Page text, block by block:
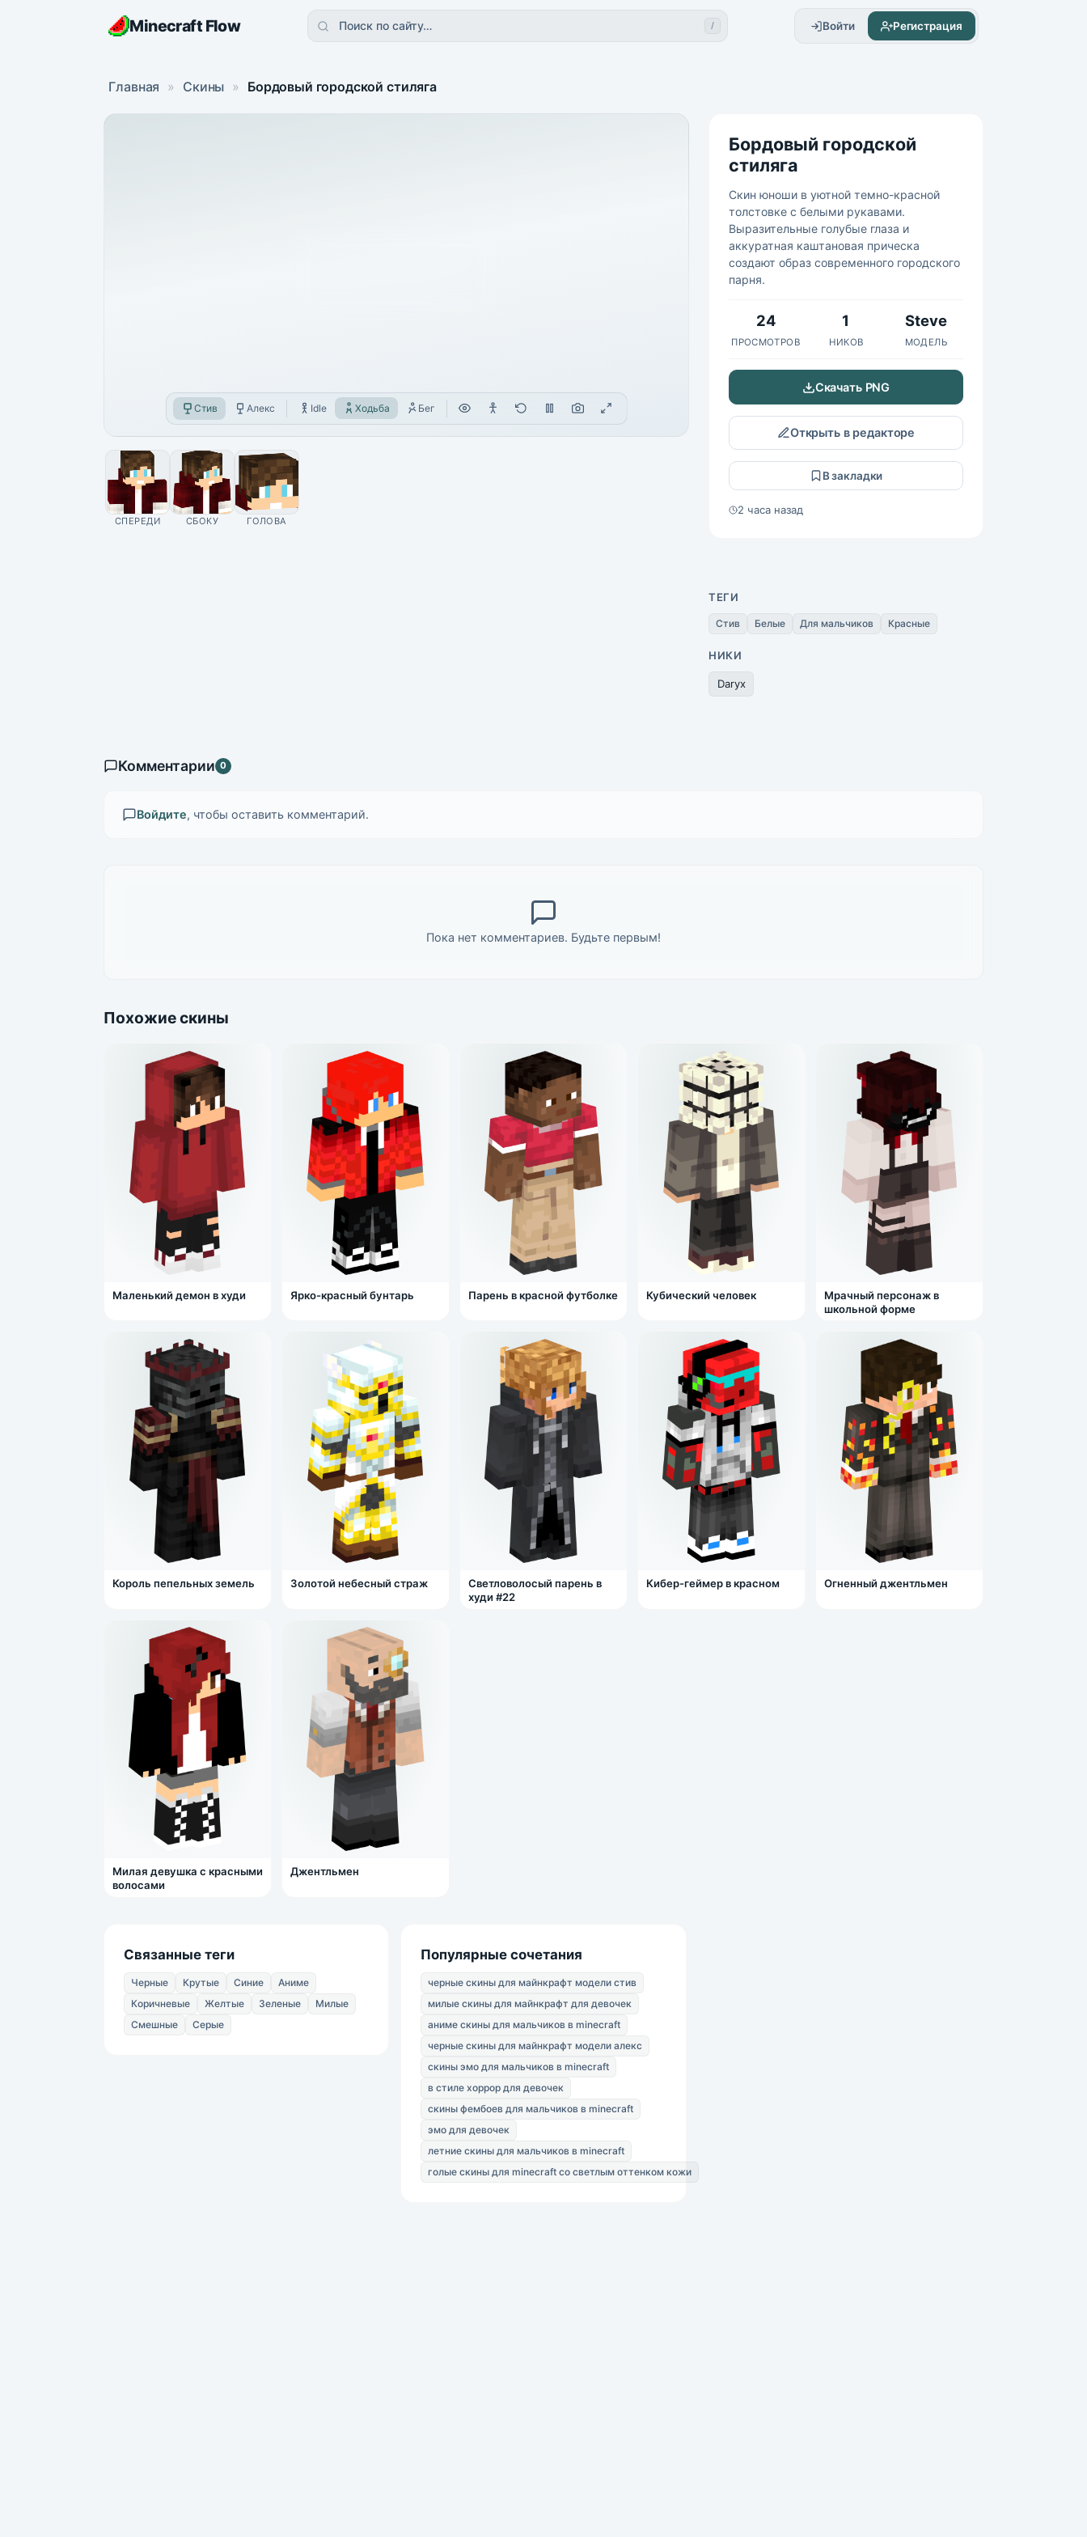
Minecraft Flow Поиск по сайту… / Войти Регистрация
Главная » Скины » Бордовый городской стиляга
Стив Алекс Idle Ходьба Бег
СПЕРЕДИ СБОКУ ГОЛОВА
Бордовый городской
стиляга
Скин юноши в уютной темно-красной
толстовке с белыми рукавами.
Выразительные голубые глаза и
аккуратная каштановая прическа
создают образ современного городского
парня.
24
ПРОСМОТРОВ
1
НИКОВ
Steve
МОДЕЛЬ
Скачать PNG
Открыть в редакторе
В закладки
2 часа назад
ТЕГИ
Стив Белые Для мальчиков Красные
НИКИ
Daryx
Комментарии 0
Войдите, чтобы оставить комментарий.
Пока нет комментариев. Будьте первым!
Похожие скины
Маленький демон в худи Ярко-красный бунтарь Парень в красной футболке Кубический человек
Мрачный персонаж в
школьной форме
Король пепельных земель Золотой небесный страж
Светловолосый парень в
худи #22
Кибер-геймер в красном Огненный джентльмен
Милая девушка с красными
волосами
Джентльмен
Связанные теги
Черные Крутые Синие
Аниме
Коричневые
Желтые Зеленые
Милые
Смешные
Серые
Популярные сочетания
черные скины для майнкрафт модели стив
милые скины для майнкрафт для девочек
аниме скины для мальчиков в minecraft
черные скины для майнкрафт модели алекс
скины эмо для мальчиков в minecraft
в стиле хоррор для девочек
скины фембоев для мальчиков в minecraft
эмо для девочек
летние скины для мальчиков в minecraft
голые скины для minecraft со светлым оттенком кожи